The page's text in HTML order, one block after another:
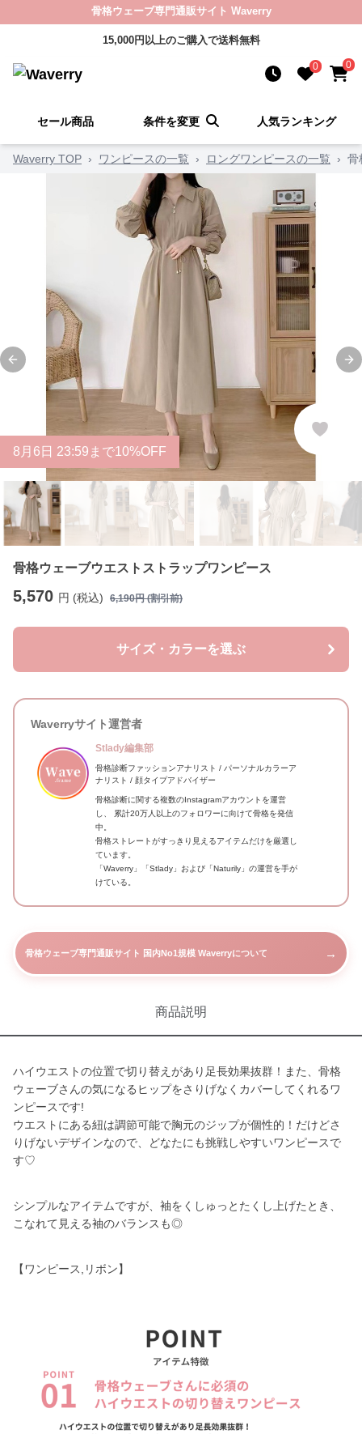
骨格ウェーブ専門通販サイト Waverry
15,000円以上のご購入で送料無料
0 0
セール商品 条件を変更 人気ランキング
Waverry TOP › ワンピースの一覧 › ロングワンピースの一覧 › 骨
Previous slide
8 月 6 日 23:59まで10%OFF
骨格ウェーブウエストストラップワンピース
5,570 円 (税込) 6,190円 (割引前)
サイズ・カラーを選ぶ
Waverryサイト運営者
Stlady編集部
骨格診断ファッションアナリスト / パーソナルカラーア
ナリスト / 顔タイプアドバイザー
骨格診断に関する複数のInstagramアカウントを運営
し、 累計20万人以上のフォロワーに向けて骨格を発信
中。
骨格ストレートがすっきり見えるアイテムだけを厳選し
ています。
「Waverry」「Stlady」および「Naturily」の運営を手が
けている。
骨格ウェーブ専門通販サイト 国内No1規模 Waverryについて →
商品説明
ハイウエストの位置で切り替えがあり足長効果抜群！また、骨格
ウェーブさんの気になるヒップをさりげなくカバーしてくれるワ
ンピースです!
ウエストにある紐は調節可能で胸元のジップが個性的！だけどさ
りげないデザインなので、どなたにも挑戦しやすいワンピースで
す♡
シンプルなアイテムですが、袖をくしゅっとたくし上げたとき、
こなれて見える袖のバランスも◎
【ワンピース,リボン】